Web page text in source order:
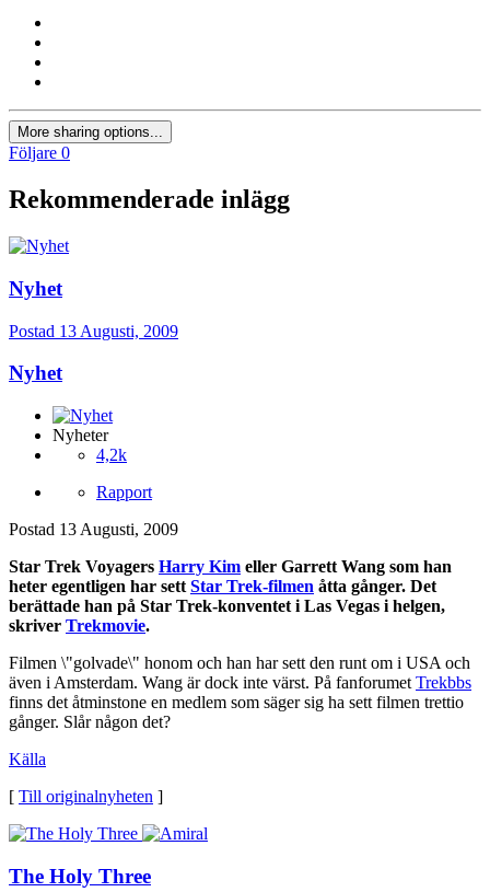
More sharing options...
Följare 0
Rekommenderade inlägg
Nyhet
Postad 13 Augusti, 2009
Nyhet
Nyheter
4,2k
Rapport
Postad 13 Augusti, 2009
Star Trek Voyagers Harry Kim eller Garrett Wang som han
heter egentligen har sett Star Trek-filmen åtta gånger. Det
berättade han på Star Trek-konventet i Las Vegas i helgen,
skriver Trekmovie.
Filmen \"golvade\" honom och han har sett den runt om i USA och
även i Amsterdam. Wang är dock inte värst. På fanforumet Trekbbs
finns det åtminstone en medlem som säger sig ha sett filmen trettio
gånger. Slår någon det?
Källa
[ Till originalnyheten ]
The Holy Three